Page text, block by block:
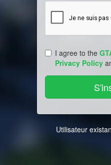
I agree to the
Privacy Policy
Utilisateur